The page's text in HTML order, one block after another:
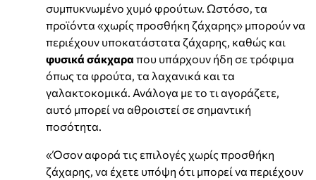
συμπυκνωμένο χυμό φρούτων. Ωστόσο, τα
προϊόντα «χωρίς προσθήκη ζάχαρης» μπορούν να
περιέχουν υποκατάστατα ζάχαρης, καθώς και
φυσικά σάκχαρα που υπάρχουν ήδη σε τρόφιμα
όπως τα φρούτα, τα λαχανικά και τα
γαλακτοκομικά. Ανάλογα με το τι αγοράζετε,
αυτό μπορεί να αθροιστεί σε σημαντική
ποσότητα.
«Όσον αφορά τις επιλογές χωρίς προσθήκη
ζάχαρης, να έχετε υπόψη ότι μπορεί να περιέχουν